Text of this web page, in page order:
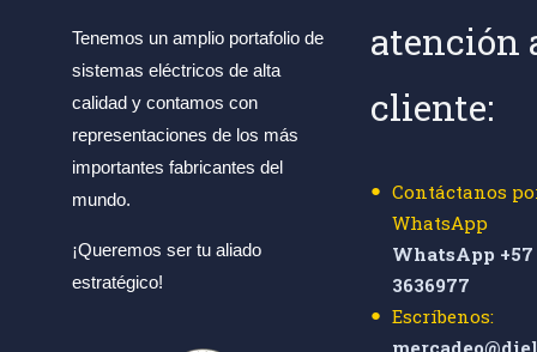
Tenemos un amplio portafolio de
sistemas eléctricos de alta
calidad y contamos con
representaciones de los más
importantes fabricantes del
mundo.
¡Queremos ser tu aliado
estratégico!
atención
cliente:
Contáctanos
WhatsApp
WhatsApp +57
3636977
Escríbenos: